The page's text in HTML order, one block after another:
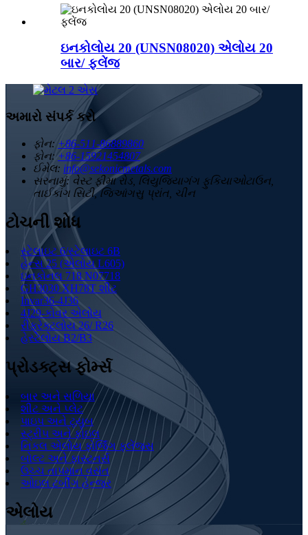
ઇનકોલોય 20 (UNSN08020) એલોય 20
બાર/ ફ્લેંજ
અમારો સંપર્ક કરો
ફોન: +86-511-86889860
ફોન: +86-15921454807
ઈમેલ: info@sekonicmetals.com
સરનામું: વેસ્ટ ફીમા રોડ, લિયુજિયાગંગ ફુકિયાઓટાઉન,
તાઈકાંગ સિટી, જિઆંગસુ પ્રાંત, ચીન
ટોચની શોધ
સ્ટેલાઇટ 6/સ્ટેલાઇટ 6B
હેન્સ 25 (એલોય L605)
ઇનકોનલ 718 N07718
GH3030 XH78T શીટ
Invar36-4J36
4J29-કોવર એલોય
રીફ્રેક્ટલોય 26/ R26
હેસ્ટેલોય B2/B3
પ્રોડક્ટ્સ ફોર્મ્સ
બાર અને સળિયા
શીટ અને પ્લેટ
પાઇપ અને ટ્યુબ
સ્ટ્રીપ અને ફોઇલ
નિકલ એલોય ફોર્જિંગ ફ્લેંજ્સ
બોલ્ટ અને ફાસ્ટનર્સ
ઉચ્ચ તાપમાન વસંત
ઓઇલ ટર્બીંગ હેન્જર
એલોય